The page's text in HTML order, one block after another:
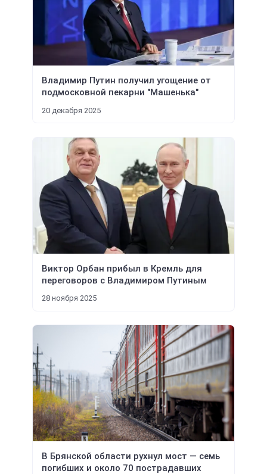
Владимир Путин получил угощение от
подмосковной пекарни "Машенька"
20 декабря 2025
Виктор Орбан прибыл в Кремль для
переговоров с Владимиром Путиным
28 ноября 2025
В Брянской области рухнул мост — семь
погибших и около 70 пострадавших